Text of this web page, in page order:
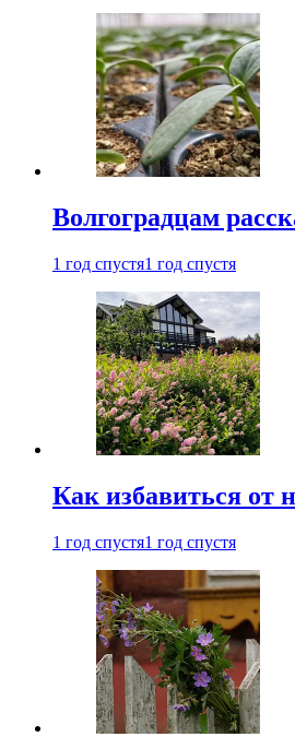
Волгоградцам
1 год спустя1 год спустя
Как избавиться от
1 год спустя1 год спустя